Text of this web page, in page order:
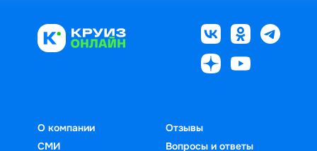
О компании
СМИ
Отзывы
Вопросы и ответы